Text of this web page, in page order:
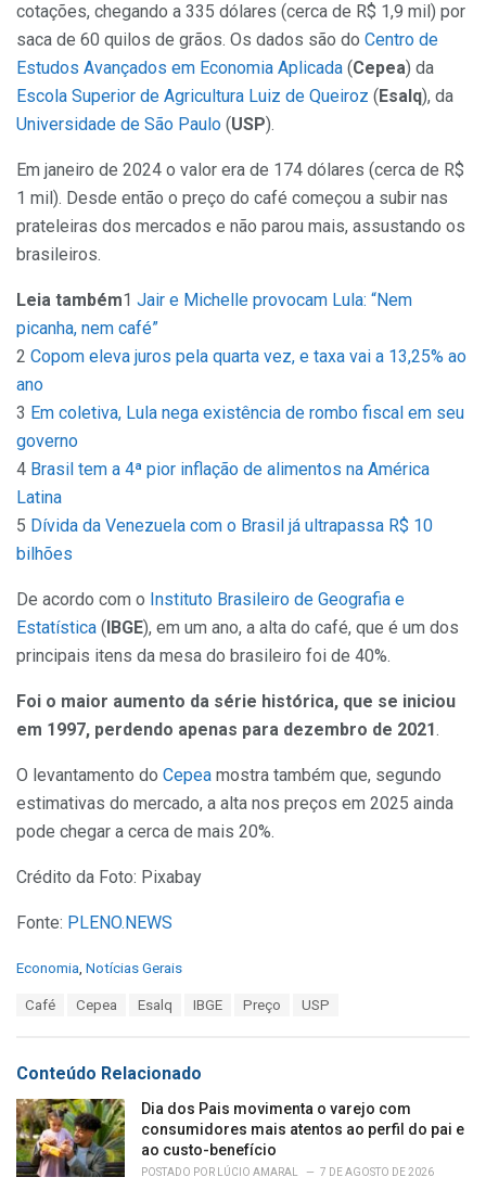
cotações, chegando a 335 dólares (cerca de R$ 1,9 mil) por
saca de 60 quilos de grãos. Os dados são do Centro de
Estudos Avançados em Economia Aplicada (Cepea) da
Escola Superior de Agricultura Luiz de Queiroz ( Esalq), da
Universidade de São Paulo (USP).
Em janeiro de 2024 o valor era de 174 dólares (cerca de R$
1 mil). Desde então o preço do café começou a subir nas
prateleiras dos mercados e não parou mais, assustando os
brasileiros.
Leia também1 Jair e Michelle provocam Lula: “Nem
picanha, nem café”
2 Copom eleva juros pela quarta vez, e taxa vai a 13,25% ao
ano
3 Em coletiva, Lula nega existência de rombo fiscal em seu
governo
4 Brasil tem a 4ª pior inflação de alimentos na América
Latina
5 Dívida da Venezuela com o Brasil já ultrapassa R$ 10
bilhões
De acordo com o Instituto Brasileiro de Geografia e
Estatística ( IBGE), em um ano, a alta do café, que é um dos
principais itens da mesa do brasileiro foi de 40%.
Foi o maior aumento da série histórica, que se iniciou
em 1997, perdendo apenas para dezembro de 2021.
O levantamento do Cepea mostra também que, segundo
estimativas do mercado, a alta nos preços em 2025 ainda
pode chegar a cerca de mais 20%.
Crédito da Foto: Pixabay
Fonte: PLENO.NEWS
C
o
r
i
e
s
:
Economia, Notícias Gerais
:
Café Cepea Esalq IBGE Preço USP
Conteúdo Relacionado
Dia dos Pais movimenta o varejo com
consumidores mais atentos ao perfil do pai e
ao custo-benefício
POSTADO POR LÚCIO AMARAL 7 DE AGOSTO DE 2026